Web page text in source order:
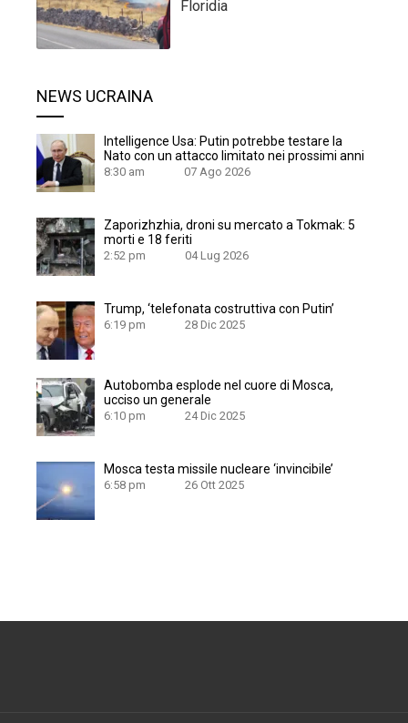
Floridia
NEWS UCRAINA
Intelligence Usa: Putin potrebbe testare la
Nato con un attacco limitato nei prossimi anni
8:30 am 07 Ago 2026
Zaporizhzhia, droni su mercato a Tokmak: 5
morti e 18 feriti
2:52 pm 04 Lug 2026
Trump, ‘telefonata costruttiva con Putin’
6:19 pm 28 Dic 2025
Autobomba esplode nel cuore di Mosca,
ucciso un generale
6:10 pm 24 Dic 2025
Mosca testa missile nucleare ‘invincibile’
6:58 pm 26 Ott 2025